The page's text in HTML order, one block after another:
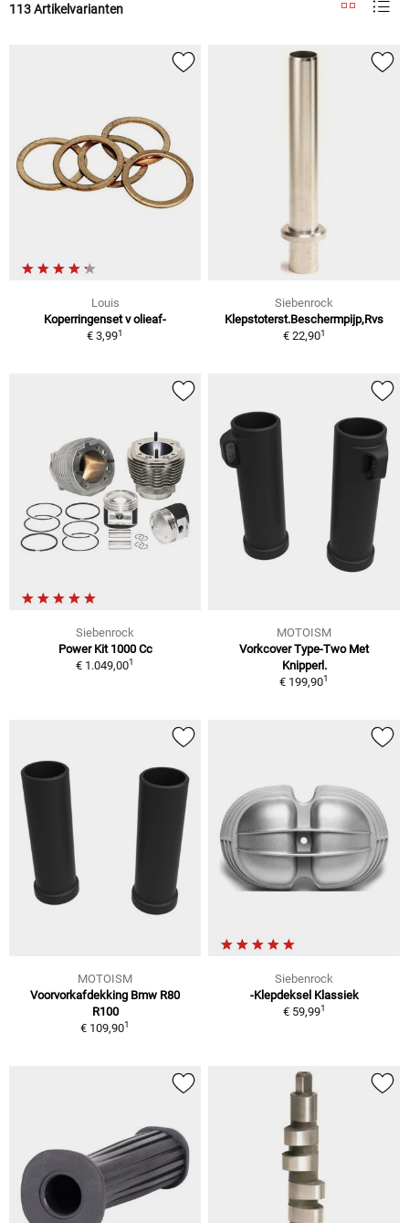
113 Artikelvarianten
Louis
Koperringenset v olieaf-
€ 3,991
Siebenrock
Klepstoterst.Beschermpijp,Rvs
€ 22,901
Siebenrock
Power Kit 1000 Cc
€ 1.049,001
MOTOISM
Vorkcover Type-Two Met
Knipperl.
€ 199,901
MOTOISM
Voorvorkafdekking Bmw R80
R100
€ 109,901
Siebenrock
-Klepdeksel Klassiek
€ 59,991